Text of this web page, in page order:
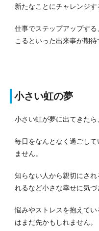
新たなことにチャレンジす
仕事でステップアップす
こるといった出来事が期待
小さい虹の夢
小さい虹が夢に出てきたら
毎日をなんとなく過ごし
ません。
知らない人から親切にさ
れるなど小さな幸せに気づ
悩みやストレスを抱えて
はまだ先かもしれません。